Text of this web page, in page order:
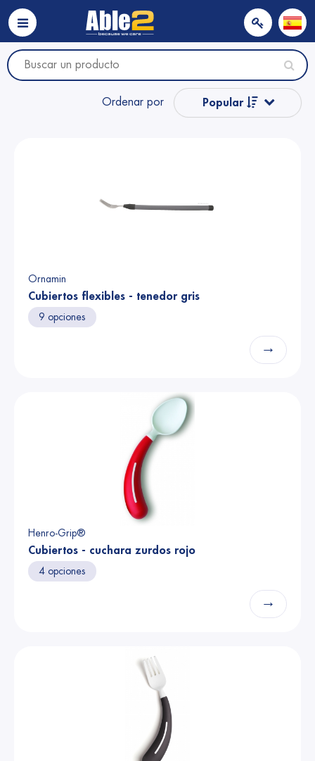
Ordenar por Popular
Ornamin
Cubiertos flexibles - tenedor gris
9 opciones
→
Henro-Grip®
Cubiertos - cuchara zurdos rojo
4 opciones
→